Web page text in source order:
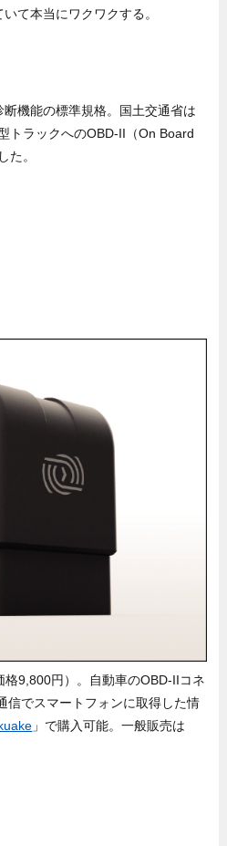
て本当にワクワクする。
機能の標準規格。国土交通省は
トラックへのOBD-II（On Board
た。
9,800円）。自動車のOBD-IIコネ
信でスマートフォンに取得した情
」で購入可能。一般販売は